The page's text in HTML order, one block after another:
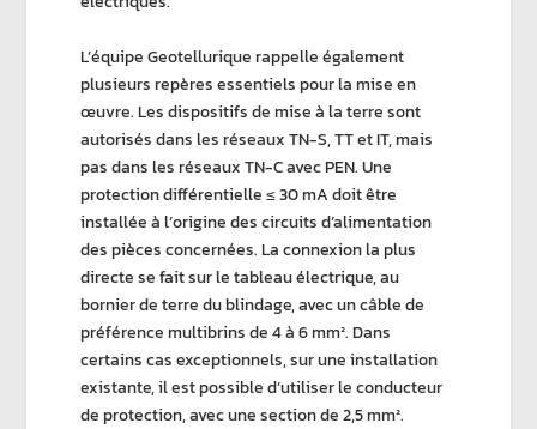
L’équipeGeotelluriquerappelle également
plusieurs repères essentiels pour la mise en
œuvre. Lesdispositifs de mise à la terresont
autorisés dans lesréseaux TN-S,TTetIT, mais
pas dans lesréseaux TN-C avec PEN. Une
protection différentielle ≤ 30 mAdoit être
installée à l’origine des circuits d’alimentation
des pièces concernées. La connexion la plus
directe se fait sur letableau électrique, au
bornier de terre du blindage, avec un câble de
préférence multibrins de4 à 6 mm². Dans
certains cas exceptionnels, sur une installation
existante, il est possible d’utiliser leconducteur
de protection, avec une section de 2,5 mm².